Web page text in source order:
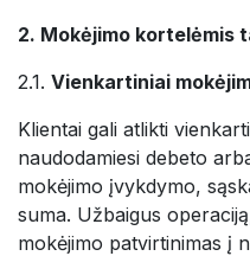
2. Mokėjimo kortelėmis
2.1. Vienkartiniai
Klientai gali atlikti
naudodamiesi debeto
mokėjimo įvykdymo,
suma. Užbaigus
mokėjimo patvirtinimas į